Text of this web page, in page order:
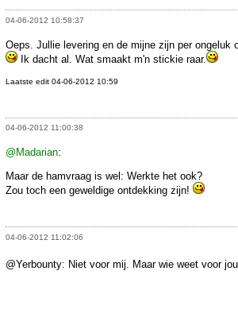
04-06-2012 10:58:37
Oeps. Jullie levering en de mijne zijn per ongeluk
Ik dacht al. Wat smaakt m'n stickie raar.
Laatste edit 04-06-2012 10:59
04-06-2012 11:00:38
@Madarian:
Maar de hamvraag is wel: Werkte het ook?
Zou toch een geweldige ontdekking zijn!
04-06-2012 11:02:06
@Yerbounty: Niet voor mij. Maar wie weet voor jou